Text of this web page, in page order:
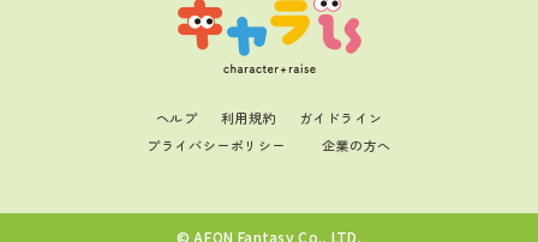
ヘルプ 利用規約
ガイドライン
プライバシーポリシー
企業の方へ
© AEON Fantasy Co., LTD.